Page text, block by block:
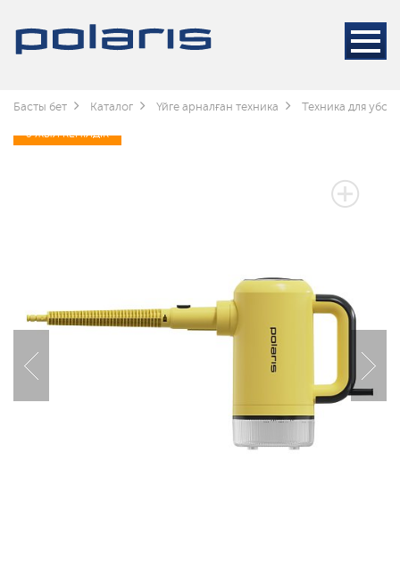
Басты бет Каталог Үйге арналған техника Техника для
3 ЖЫЛ КЕПІЛДІК